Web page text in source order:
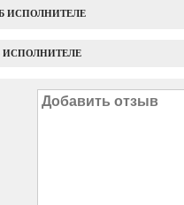
ИСПОЛНИТЕЛЕ